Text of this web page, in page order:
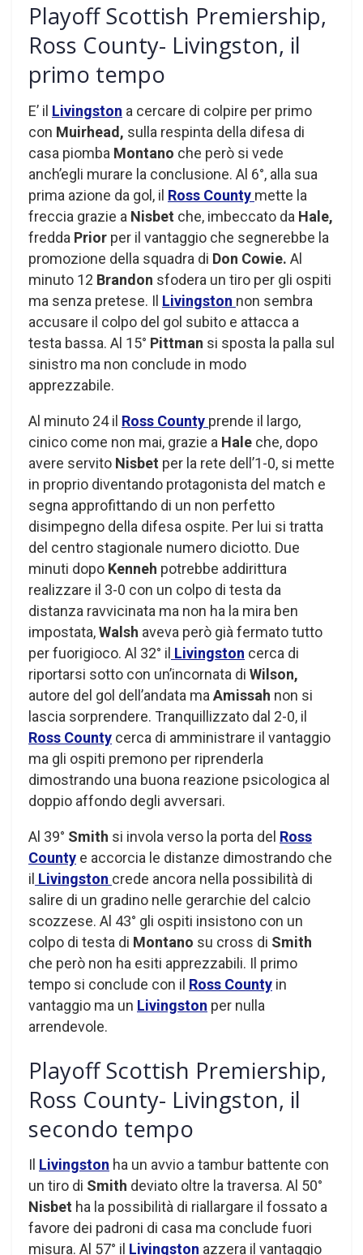
Playoff Scottish Premiership,
Ross County- Livingston, il
primo tempo
E’ il Livingston a cercare di colpire per primo
con Muirhead, sulla respinta della difesa di
casa piomba Montano che però si vede
anch’egli murare la conclusione. Al 6°, alla sua
prima azione da gol, il Ross County mette la
freccia grazie a Nisbet che, imbeccato da Hale,
fredda Prior per il vantaggio che segnerebbe la
promozione della squadra di Don Cowie. Al
minuto 12 Brandon sfodera un tiro per gli ospiti
ma senza pretese. Il Livingston non sembra
accusare il colpo del gol subito e attacca a
testa bassa. Al 15° Pittman si sposta la palla sul
sinistro ma non conclude in modo
apprezzabile.
Al minuto 24 il Ross County prende il largo,
cinico come non mai, grazie a Hale che, dopo
avere servito Nisbet per la rete dell’1-0, si mette
in proprio diventando protagonista del match e
segna approfittando di un non perfetto
disimpegno della difesa ospite. Per lui si tratta
del centro stagionale numero diciotto. Due
minuti dopo Kenneh potrebbe addirittura
realizzare il 3-0 con un colpo di testa da
distanza ravvicinata ma non ha la mira ben
impostata,Walsh aveva però già fermato tutto
per fuorigioco. Al 32° il Livingston cerca di
riportarsi sotto con un’incornata di Wilson,
autore del gol dell’andata ma Amissah non si
lascia sorprendere. Tranquillizzato dal 2-0, il
Ross County cerca di amministrare il vantaggio
ma gli ospiti premono per riprenderla
dimostrando una buona reazione psicologica al
doppio affondo degli avversari.
Al 39° Smith si invola verso la porta del Ross
County e accorcia le distanze dimostrando che
il Livingston crede ancora nella possibilità di
salire di un gradino nelle gerarchie del calcio
scozzese. Al 43° gli ospiti insistono con un
colpo di testa di Montano su cross di Smith
che però non ha esiti apprezzabili. Il primo
tempo si conclude con il Ross County in
vantaggio ma un Livingston per nulla
arrendevole.
Playoff Scottish Premiership,
Ross County- Livingston, il
secondo tempo
Il Livingston ha un avvio a tambur battente con
un tiro di Smith deviato oltre la traversa. Al 50°
Nisbet ha la possibilità di riallargare il fossato a
favore dei padroni di casa ma conclude fuori
misura. Al 57° il Livingston azzera il vantaggio